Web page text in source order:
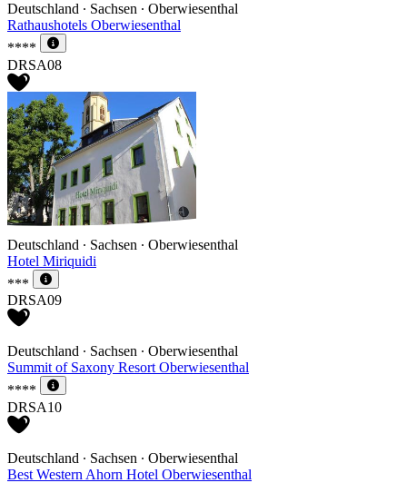
Deutschland ∙ Sachsen ∙ Oberwiesenthal
Rathaushotels Oberwiesenthal
****
DRSA08
Deutschland ∙ Sachsen ∙ Oberwiesenthal
Hotel Miriquidi
***
DRSA09
Deutschland ∙ Sachsen ∙ Oberwiesenthal
Summit of Saxony Resort Oberwiesenthal
****
DRSA10
Deutschland ∙ Sachsen ∙ Oberwiesenthal
Best Western Ahorn Hotel Oberwiesenthal